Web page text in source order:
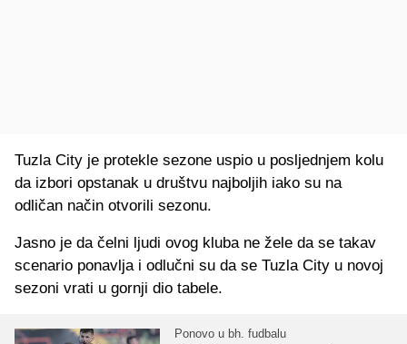
Tuzla City je protekle sezone uspio u posljednjem kolu
da izbori opstanak u društvu najboljih iako su na
odličan način otvorili sezonu.
Jasno je da čelni ljudi ovog kluba ne žele da se takav
scenario ponavlja i odlučni su da se Tuzla City u novoj
sezoni vrati u gornji dio tabele.
Ponovo u bh. fudbalu